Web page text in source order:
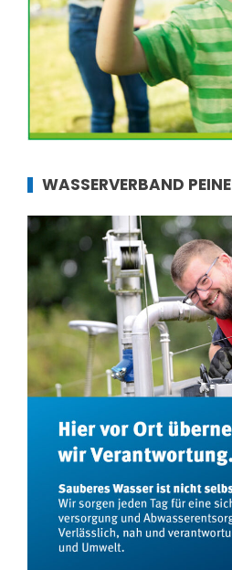
WASSERVERBAND PEINE